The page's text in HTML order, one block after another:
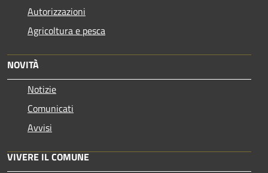
Autorizzazioni
Agricoltura e pesca
NOVITÀ
Notizie
Comunicati
Avvisi
VIVERE IL COMUNE